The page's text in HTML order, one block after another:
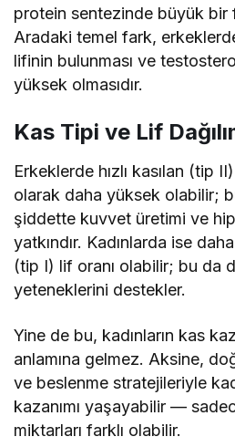
protein sentezinde büyük bir
Aradaki temel fark,
lifinin bulunması ve
yüksek olmasıdır.
Kas Tipi ve Lif
Erkeklerde hızlı kasılan (tip
olarak daha yüksek olabilir;
şiddette kuvvet üretimi ve
yatkındır. Kadınlarda ise
(tip I) lif oranı olabilir; bu da
yeteneklerini destekler.
Yine de bu, kadınların kas
anlamına gelmez. Aksine,
ve beslenme stratejileriyle
kazanımı yaşayabilir —
miktarları farklı olabilir.